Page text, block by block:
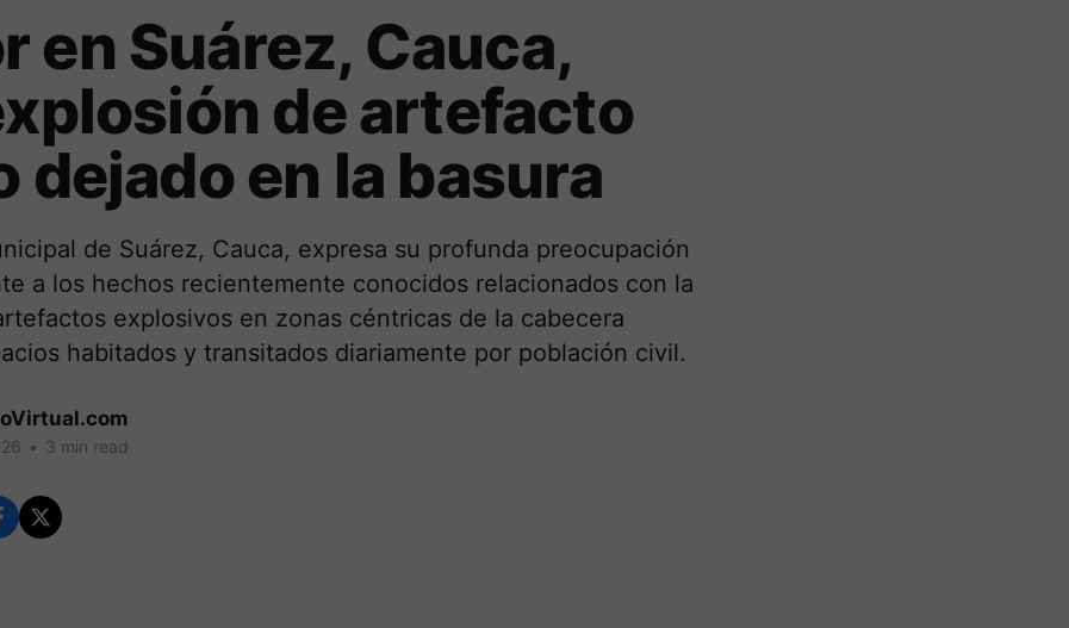
en Suárez, Cauca,
de artefacto
dejado en la basura
de Suárez, Cauca, expresa su profunda preocupación
a los hechos recientemente conocidos relacionados con la
explosivos en zonas céntricas de la cabecera
habitados y transitados diariamente por población civil.
• 3 min read